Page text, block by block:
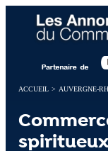
ACCUEIL > AUVERGNE-
spiritueux
Panneau de gestion